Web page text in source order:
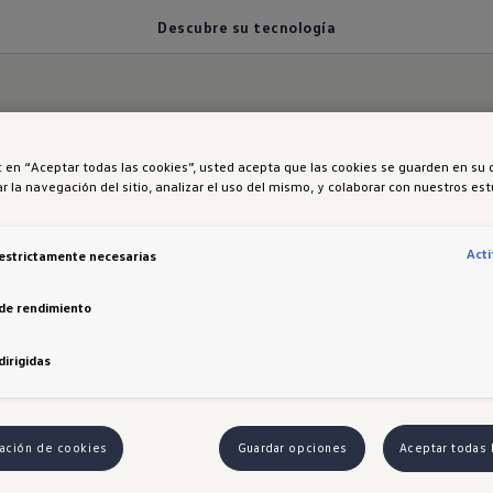
Descubre su tecnología
que te
avanzada para una experiencia de
con cámara trasera y sensores, una visión
versión R-Line, y la asistencia al conductor
a través de la pantalla táctil de 12,9" y en R-
Cockpit Pro de 10,25 pulgadas, y confort térmico
en “Aceptar todas las cookies”, usted acepta que las cookies se guarden en su
la navegación del sitio, analizar el uso del mismo, y colaborar con nuestros
necesarias
rendimiento
de cookies Guardar opciones Aceptar todas